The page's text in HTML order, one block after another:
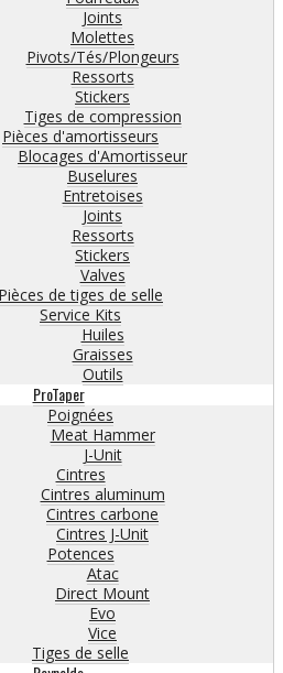
Joints
Molettes
Pivots/Tés/Plongeurs
Ressorts
Stickers
Tiges de compression
Pièces d'amortisseurs
Blocages d'Amortisseur
Buselures
Entretoises
Joints
Ressorts
Stickers
Valves
Pièces de tiges de selle
Service Kits
Huiles
Graisses
Outils
ProTaper
Poignées
Meat Hammer
J-Unit
Cintres
Cintres aluminum
Cintres carbone
Cintres J-Unit
Potences
Atac
Direct Mount
Evo
Vice
Tiges de selle